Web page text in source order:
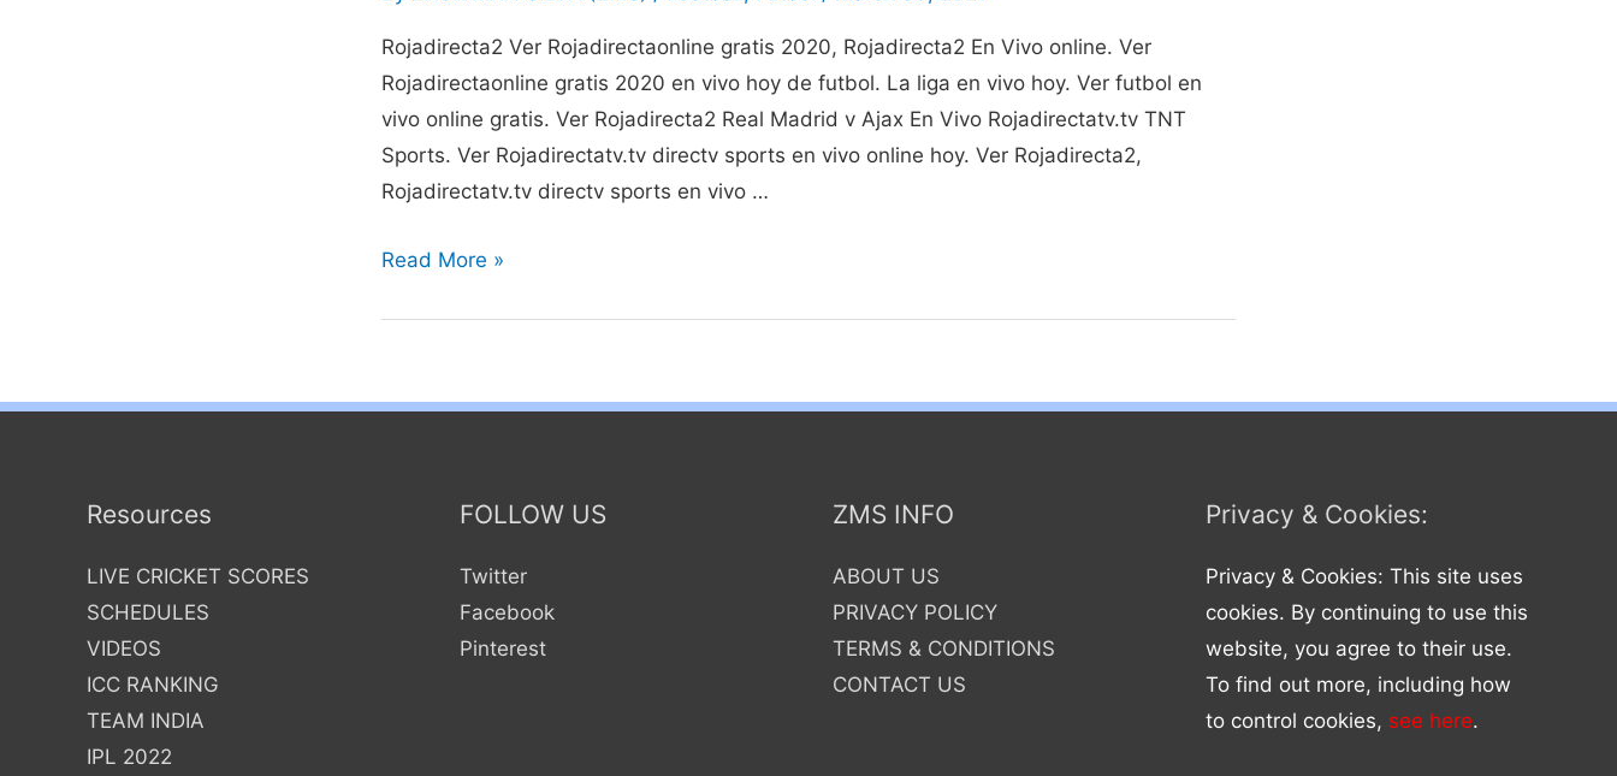
De
Hoy
Gratis
Rojadirecta2 Ver Rojadirectaonline gratis 2020, Rojadirecta2 En Vivo online. Ver
Rojadirectaonline gratis 2020 en vivo hoy de futbol. La liga en vivo hoy. Ver futbol en
vivo online gratis. Ver Rojadirecta2 Real Madrid v Ajax En Vivo Rojadirectatv.tv TNT
Sports. Ver Rojadirectatv.tv directv sports en vivo online hoy. Ver Rojadirecta2,
Rojadirectatv.tv directv sports en vivo …
Rojadirecta2
vivo
rojadirectatv,
Rojadirectaonline
Read More »
Resources
LIVE CRICKET SCORES
SCHEDULES
VIDEOS
ICC RANKING
TEAM INDIA
IPL 2022
FOLLOW US
Twitter
Facebook
Pinterest
ZMS INFO
ABOUT US
PRIVACY POLICY
TERMS & CONDITIONS
CONTACT US
Privacy & Cookies:
Privacy & Cookies: This site uses
cookies. By continuing to use this
website, you agree to their use.
To find out more, including how
to control cookies, see here.